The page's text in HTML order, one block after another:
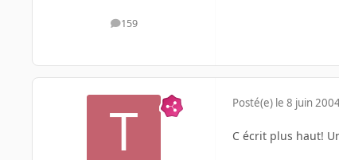
159
messages
Posté(e) le 8 juin
C écrit plus haut!